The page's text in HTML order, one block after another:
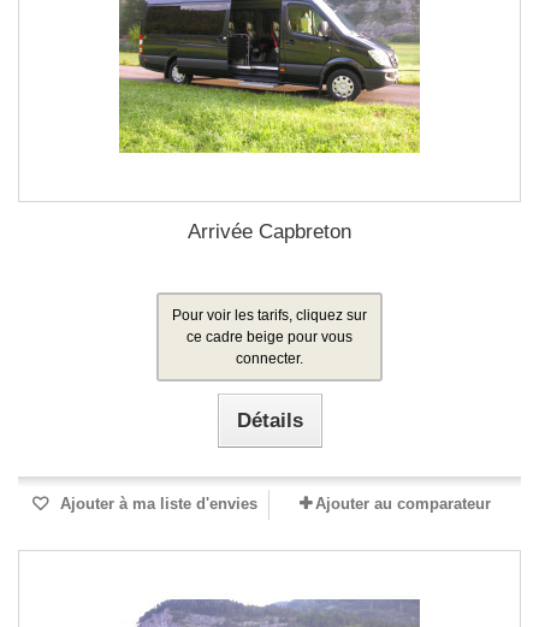
Arrivée Capbreton
Pour voir les tarifs, cliquez sur
ce cadre beige pour vous
connecter.
Détails
Ajouter à ma liste d'envies Ajouter au comparateur